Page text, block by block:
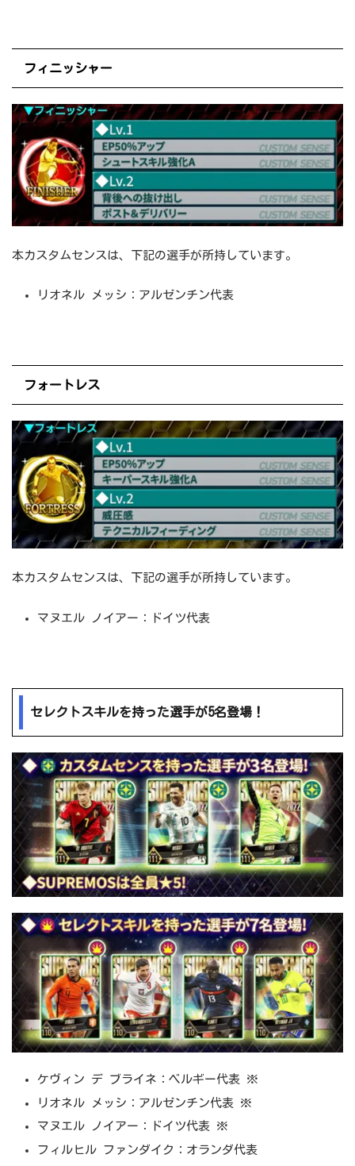
フィニッシャー
本カスタムセンスは、下記の選手が所持しています。
リオネル メッシ：アルゼンチン代表
フォートレス
本カスタムセンスは、下記の選手が所持しています。
マヌエル ノイアー：ドイツ代表
セレクトスキルを持った選手が5名登場！
ケヴィン デ ブライネ：ベルギー代表 ※
リオネル メッシ：アルゼンチン代表 ※
マヌエル ノイアー：ドイツ代表 ※
フィルヒル ファンダイク：オランダ代表